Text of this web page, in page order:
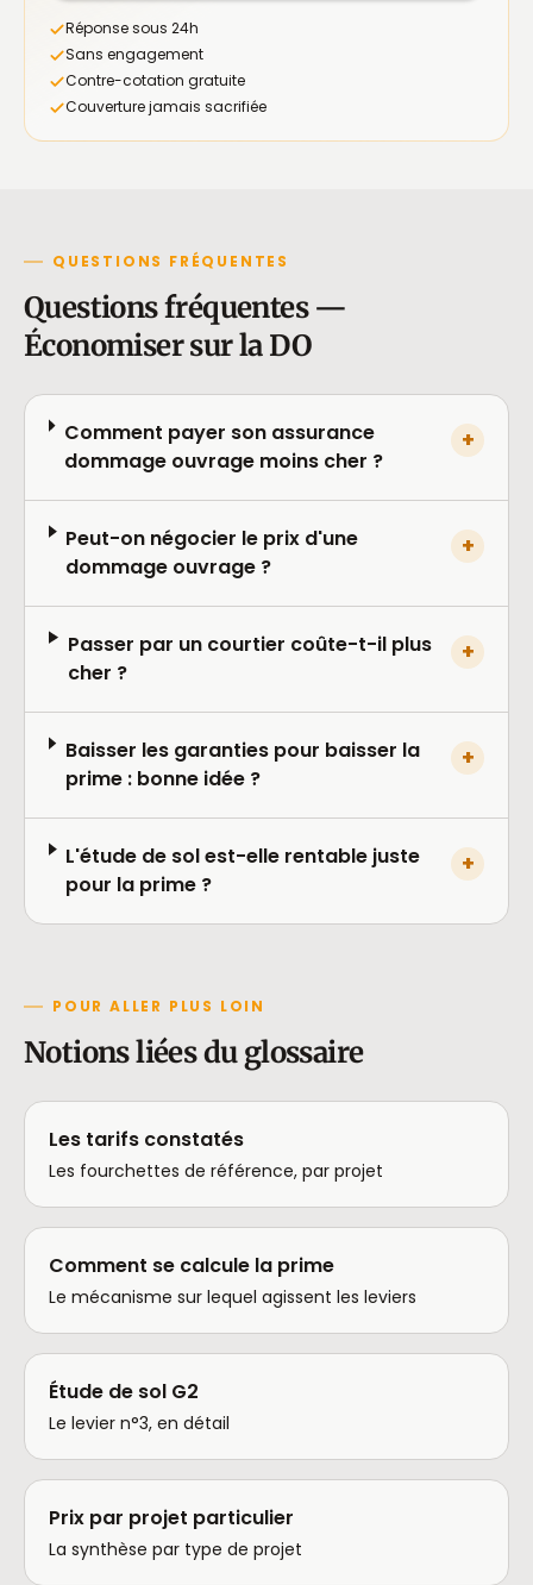
Réponse sous 24h
Sans engagement
Contre-cotation gratuite
Couverture jamais sacrifiée
QUESTIONS FRÉQUENTES
Questions fréquentes —
Économiser sur la DO
Comment payer son assurance
dommage ouvrage moins cher ?
+
Peut-on négocier le prix d'une
dommage ouvrage ?
+
Passer par un courtier coûte-t-il plus
cher ?
+
Baisser les garanties pour baisser la
prime : bonne idée ?
+
L'étude de sol est-elle rentable juste
pour la prime ?
+
POUR ALLER PLUS LOIN
Notions liées du glossaire
Les tarifs constatés
Les fourchettes de référence, par projet
Comment se calcule la prime
Le mécanisme sur lequel agissent les leviers
Étude de sol G2
Le levier n°3, en détail
Prix par projet particulier
La synthèse par type de projet